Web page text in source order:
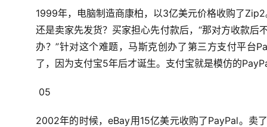
1999年，电脑制造商康柏， 以3亿美元价格收购了
还是卖家先发货？ 买家担心先付款后， “那对方收款后
办？”针对这个难题， 马斯克创办了第三方支付平台
了， 因为支付宝5年后才诞生。 支付宝就是模仿的
05
2002年的时候，eBay用15亿美元收购了PayPal。 卖